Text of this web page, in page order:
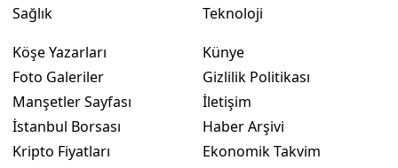
Sağlık
Teknoloji
Köşe Yazarları
Foto Galeriler
Manşetler Sayfası
İstanbul Borsası
Kripto Fiyatları
Künye
Gizlilik Politikası
İletişim
Haber Arşivi
Ekonomik Takvim